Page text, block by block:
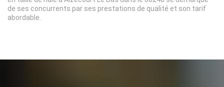
de ses concurrents par ses prestations de qualité et son tarif
abordable.